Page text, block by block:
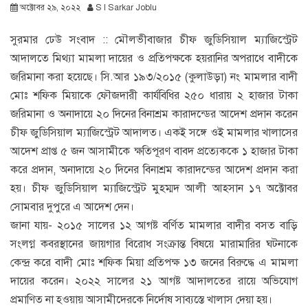
অক্টোবর ২৯, ২০২২ S I Sarkar Joblu
সুরমার ঢেউ সংবাদ :: মৌলভীবাজার চীফ জুডিসিয়াল ম্যাজিস্ট্রেট
আদালতে মিথ্যা মামলা দায়ের ও প্রতিপক্ষকে হয়রানির অপরাধে বাদীকে
জরিমানা করা হয়েছে। সি.আর ১৯৩/২০১৫ (কুলাউড়া) নং মামলার বাদী
মোঃ শফিক মিয়াকে ফৌজদারী কার্যবিধির ২৫০ ধারায় ২ হাজার টাকা
জরিমানা ও অনাদায়ে ২০ দিনের বিনাশ্রম কারাদন্ডের আদেশ প্রদান করেন
চীফ জুডিসিয়াল ম্যাজিস্ট্রেট আদালত। একই সঙ্গে ওই মামলার খালাসের
আদেশ প্রাপ্ত ৫ জন আসামীকে ক্ষতিপূরণ বাবদ প্রত্যেককে ১ হাজার টাকা
করে প্রদান, অনাদায়ে ২০ দিনের বিনাশ্রম কারাদন্ডের আদেশ প্রদান করা
হয়। চীফ জুডিসিয়াল ম্যাজিস্ট্রেট মুহম্মদ আলী আহসান ১৭ অক্টোবর
সোমবার দুপুরে এ আদেশ দেন।
জানা যায়- ২০১৫ সালের ১২ আগষ্ট বর্ণিত মামলার বাদীর বসত বাড়ি
সংলগ্ন কবরস্থানের জায়গার বিরোধ সংক্রান্ত বিষয়ে মারামারির ঘটনাকে
কেন্দ্র করে বাদী মোঃ শফিক মিয়া প্রতিপক্ষ ১৩ জনের বিরুদ্ধে এ মামলা
দায়ের করেন। ২০২২ সালের ২১ আগষ্ট আদালতের রায়ে অভিযোগ
প্রমাণিত না হওয়ায় আসামীদেরকে নির্দোষ সাব্যস্তে খালাস দেয়া হয়।